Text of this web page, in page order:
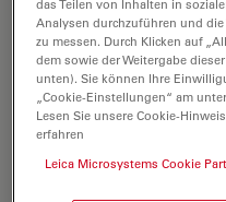
Akademischer Grad
Vorname
das Teilen von Inhalten in
Analysen durchzuführen und
zu messen. Durch Klicken auf
dem sowie der Weitergabe
unten). Sie können Ihre
„Cookie-Einstellungen“ am
Lesen Sie unsere Cookie-
erfahren
Leica Microsystems Cookie